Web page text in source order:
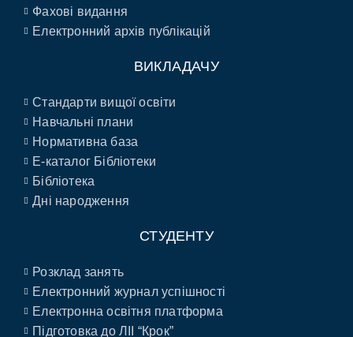
Фахові видання
Електронний архів публікацій
ВИКЛАДАЧУ
Стандарти вищої освіти
Навчальні плани
Нормативна база
E-каталог Бібліотеки
Бібліотека
Дні народження
СТУДЕНТУ
Розклад занять
Електронний журнал успішності
Електронна освітня платформа
Підготовка до ЛІІ “Крок”